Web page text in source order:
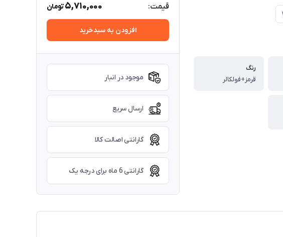
رنگ
قرمز+فولکالر
قیمت: 5,710,000تومان
افزودن به سبدخرید
موجود در انبار
ارسال سریع
گارانتی اصالت کالا
گارانتی 6 ماه برای درجه یک